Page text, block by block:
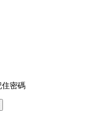
住密碼